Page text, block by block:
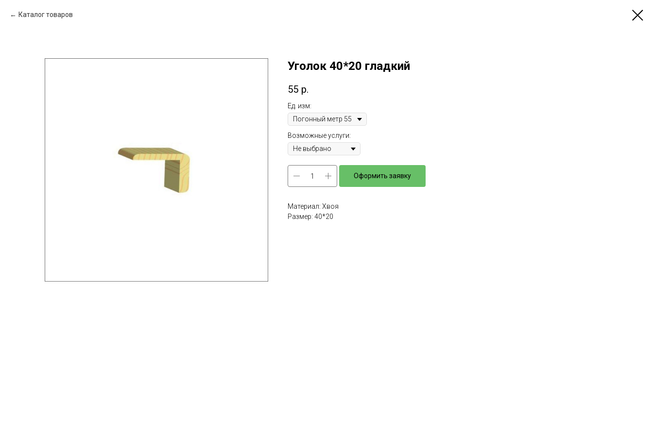
Каталог товаров
Уголок 40*20 гладкий
55 р.
Ед. изм:
Возможные услуги:
Оформить заявку
Материал: Хвоя
Размер: 40*20